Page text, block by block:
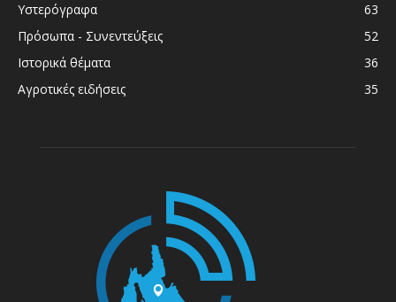
Υστερόγραφα
63
Πρόσωπα - Συνεντεύξεις
52
Ιστορικά θέματα
36
Αγροτικές ειδήσεις
35